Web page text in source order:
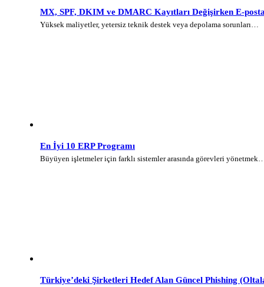
MX, SPF, DKIM ve DMARC Kayıtları Değişirken E-
Yüksek maliyetler, yetersiz teknik destek veya depolama sorunları…
En İyi 10 ERP Programı
Büyüyen işletmeler için farklı sistemler arasında görevleri
Türkiye’deki Şirketleri Hedef Alan Güncel Phishing